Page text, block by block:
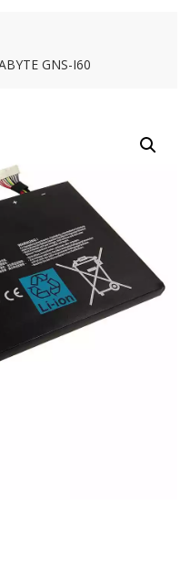
GNS-I60